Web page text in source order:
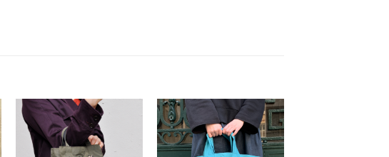
Ajouter
à la
wishlist